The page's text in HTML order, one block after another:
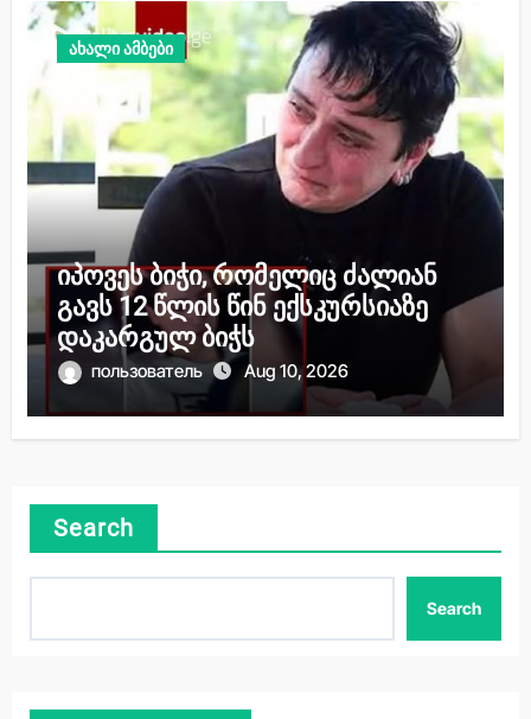
ახალი ამბები
იპოვეს ბიჭი, რომელიც ძალიან
გავს 12 წლის წინ ექსკურსიაზე
დაკარგულ ბიჭს
пользователь Aug 10, 2026
Search
Search